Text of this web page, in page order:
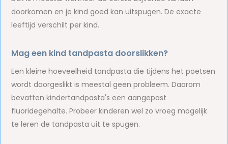
doorkomen en je kind goed kan uitspugen. De exacte
leeftijd verschilt per kind.
Mag een kind tandpasta doorslikken?
Een kleine hoeveelheid tandpasta die tijdens het poetsen
wordt doorgeslikt is meestal geen probleem. Daarom
bevatten kindertandpasta's een aangepast
fluoridegehalte. Probeer kinderen wel zo vroeg mogelijk
te leren de tandpasta uit te spugen.